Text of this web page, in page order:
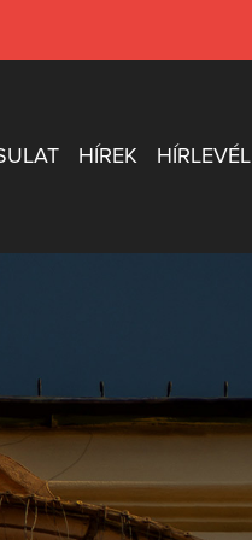
HÍREK HÍRLEVÉL